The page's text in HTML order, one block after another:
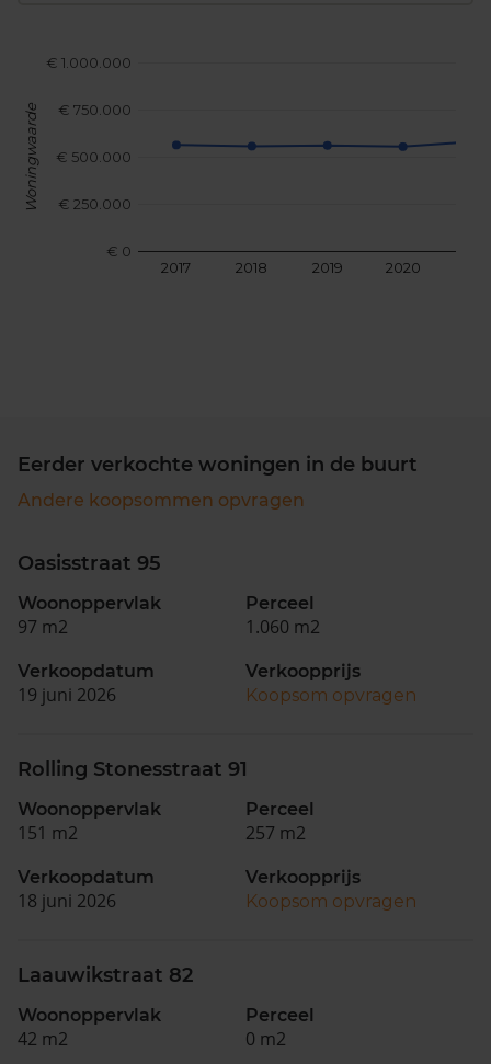
2017 2018 2019 2020
€ 0
€ 250.000
€ 500.000
€ 750.000
€ 1.000.000
Woningwaarde
Eerder verkochte woningen in de buurt
Andere koopsommen opvragen
Oasisstraat 95
Woonoppervlak
97 m2
Perceel
1.060 m2
Verkoopdatum
19 juni 2026
Verkoopprijs
Koopsom opvragen
Rolling Stonesstraat 91
Woonoppervlak
151 m2
Perceel
257 m2
Verkoopdatum
18 juni 2026
Verkoopprijs
Koopsom opvragen
Laauwikstraat 82
Woonoppervlak
42 m2
Perceel
0 m2